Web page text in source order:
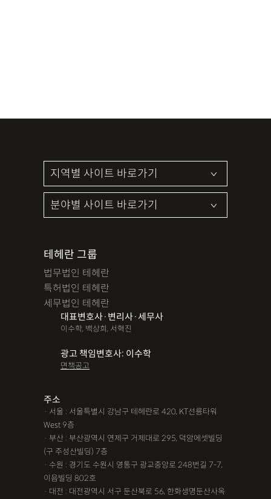
테헤란 그룹
법무법인 테헤란
특허법인 테헤란
세무법인 테헤란
대표변호사·변리사·세무사
이수학, 백상희, 서혁진
광고 책임변호사: 이수학
면책공고
주소
· 서울 : 서울특별시 강남구 테헤란로 420, KT선릉타워
West 9층
· 부산 : 부산광역시 연제구 거제대로 295, 덕암에셋빌딩
(구 주성산빌딩) 7층
· 수원 : 경기도 수원시 영통구 광교중앙로 248번길 7-7,
이음빌딩 802호
· 대전 : 대전광역시 서구 둔산북로 56, 한화생명둔산사옥